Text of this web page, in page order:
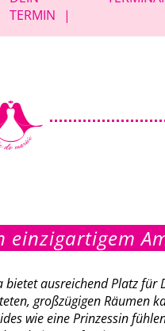
TERMIN
einzigartigem
bietet ausreichend Platz für
großzügigen Räumen
wie eine Prinzessin